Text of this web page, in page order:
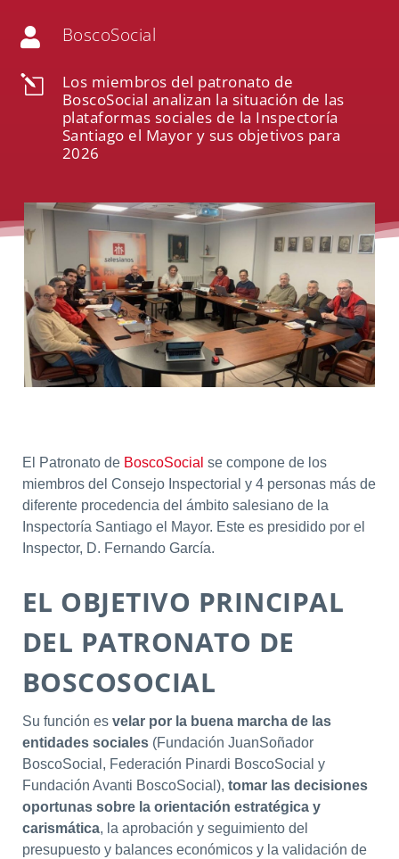
 BoscoSocial
l
Los miembros del patronato de
BoscoSocial analizan la situación de las
plataformas sociales de la Inspectoría
Santiago el Mayor y sus objetivos para
2026
El Patronato de BoscoSocial se compone de los
miembros del Consejo Inspectorial y 4 personas más de
diferente procedencia del ámbito salesiano de la
Inspectoría Santiago el Mayor. Este es presidido por el
Inspector, D. Fernando García.
EL OBJETIVO PRINCIPAL
DEL PATRONATO DE
BOSCOSOCIAL
Su función es velar por la buena marcha de las
entidades sociales(Fundación JuanSoñador
BoscoSocial, Federación Pinardi BoscoSocial y
Fundación Avanti BoscoSocial), tomar las decisiones
oportunas sobre la orientación estratégica y
carismática, la aprobación y seguimiento del
presupuesto y balances económicos y la validación de